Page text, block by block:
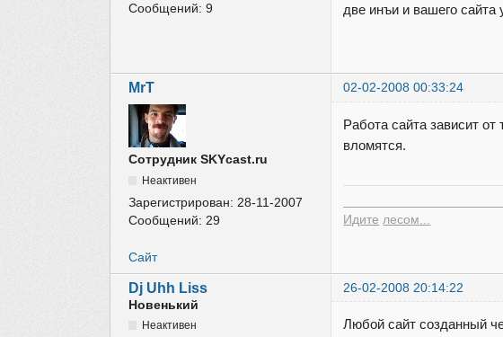
Сообщений:9
две инъи и вашего
MrT 02-02-2008 00:33:24
Сотрудник SKYcast.ru
Неактивен
Зарегистрирован: 28-11-2007
Сообщений: 29
Работа сайта зависит
вломятся.
Идите лесом...
Сайт
Dj Uhh Liss
26-02-2008 20:14:22
Новенький
Неактивен
Любой сайт созданный